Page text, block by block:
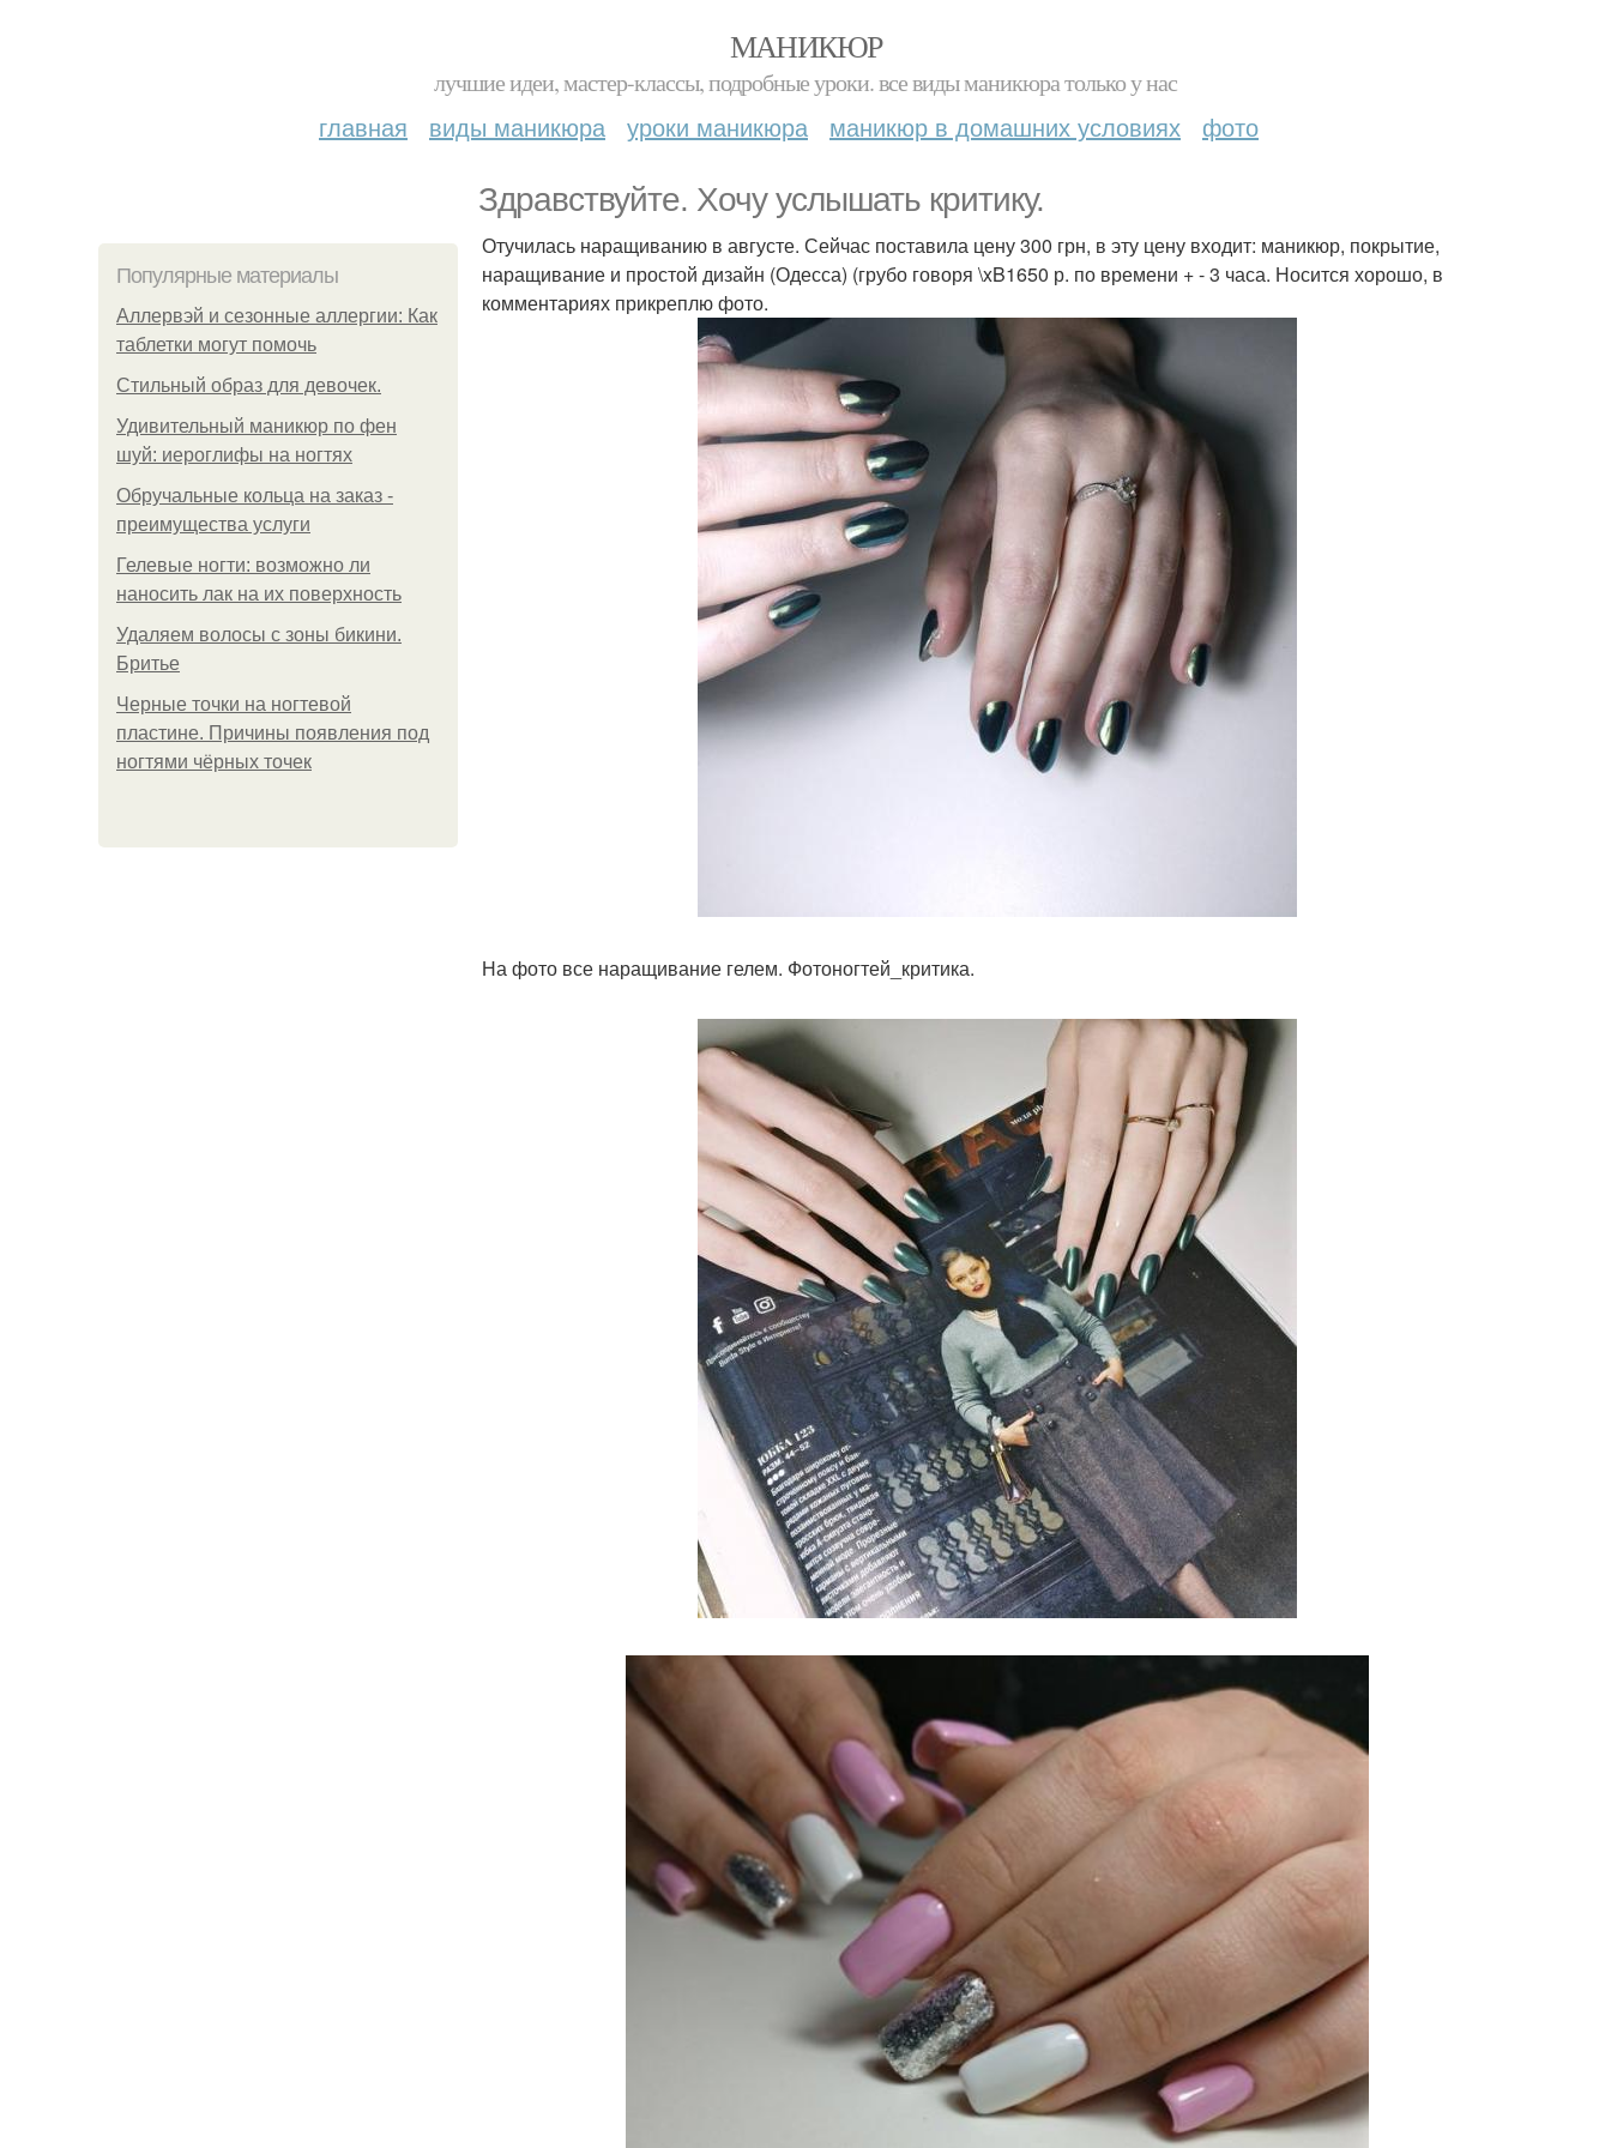
МАНИКЮР
лучшие идеи, мастер-классы, подробные уроки. все виды маникюра только у нас
главная виды маникюра уроки маникюра маникюр в домашних условиях фото
Здравствуйте. Хочу услышать критику.
Популярные материалы
Аллервэй и сезонные аллергии: Как
таблетки могут помочь
Стильный образ для девочек.
Удивительный маникюр по фен
шуй: иероглифы на ногтях
Обручальные кольца на заказ -
преимущества услуги
Гелевые ногти: возможно ли
наносить лак на их поверхность
Удаляем волосы с зоны бикини.
Бритье
Черные точки на ногтевой
пластине. Причины появления под
ногтями чёрных точек
Отучилась наращиванию в августе. Сейчас поставила цену 300 грн, в эту цену входит: маникюр, покрытие,
наращивание и простой дизайн (Одесса) (грубо говоря \xB1650 р. по времени + - 3 часа. Носится хорошо, в
комментариях прикреплю фото.
На фото все наращивание гелем. Фотоногтей_критика.